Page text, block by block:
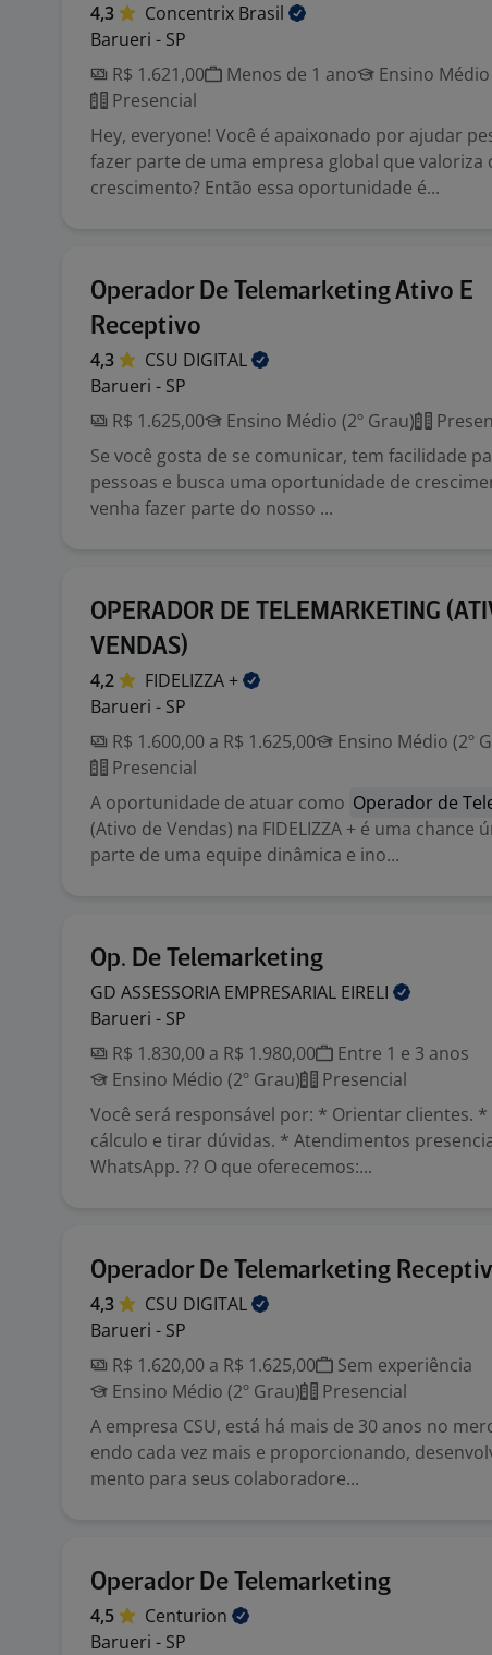
4,3 Concentrix Brasil
Barueri - SP
R$ 1.621,00
Menos de 1 ano
Ensino Médio
Presencial
Hey, everyone! Você é apaixonado por ajudar
fazer parte de uma empresa global que valoriza
crescimento? Então essa oportunidade é...
Operador De Telemarketing Ativo E
Receptivo
4,3 CSU DIGITAL
Barueri - SP
R$ 1.625,00
Ensino Médio (2º Grau)
Se você gosta de se comunicar, tem facilidade
pessoas e busca uma oportunidade de
venha fazer parte do nosso ...
OPERADOR DE TELEMARKETING
VENDAS)
4,2 FIDELIZZA +
Barueri - SP
R$ 1.600,00 a R$ 1.625,00
Ensino Médio (2º
Presencial
A oportunidade de atuar como Operador de
(Ativo de Vendas) na FIDELIZZA + é uma chance
parte de uma equipe dinâmica e ino...
Op. De Telemarketing
GD ASSESSORIA EMPRESARIAL EIRELI
Barueri - SP
R$ 1.830,00 a R$ 1.980,00
Entre 1 e 3 anos
Ensino Médio (2º Grau)
Presencial
Você será responsável por: * Orientar clientes.
cálculo e tirar dúvidas. * Atendimentos
WhatsApp. ?? O que oferecemos:...
Operador De Telemarketing
4,3 CSU DIGITAL
Barueri - SP
R$ 1.620,00 a R$ 1.625,00
Sem experiência
Ensino Médio (2º Grau)
Presencial
A empresa CSU, está há mais de 30 anos no
endo cada vez mais e proporcionando,
mento para seus colaboradore...
Operador De Telemarketing
4,5
Centurion
Barueri - SP